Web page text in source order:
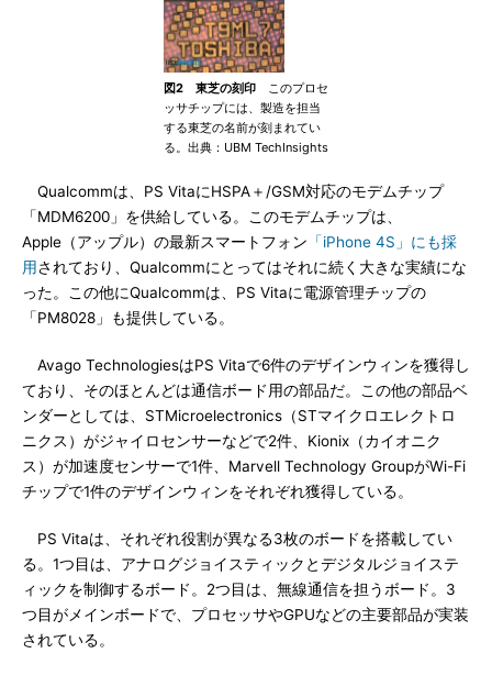
図2 東芝の刻印 このプロセ
ッサチップには、製造を担当
する東芝の名前が刻まれてい
る。出典：UBM TechInsights
Qualcommは、PS VitaにHSPA＋/GSM対応のモデムチップ
「MDM6200」を供給している。このモデムチップは、
Apple（アップル）の最新スマートフォン 「iPhone 4S」にも採
用されており、Qualcommにとってはそれに続く大きな実績にな
った。この他にQualcommは、PS Vitaに電源管理チップの
「PM8028」も提供している。
Avago TechnologiesはPS Vitaで6件のデザインウィンを獲得し
ており、そのほとんどは通信ボード用の部品だ。この他の部品ベ
ンダーとしては、STMicroelectronics（STマイクロエレクトロ
ニクス）がジャイロセンサーなどで2件、Kionix（カイオニク
ス）が加速度センサーで1件、Marvell Technology GroupがWi-Fi
チップで1件のデザインウィンをそれぞれ獲得している。
PS Vitaは、それぞれ役割が異なる3枚のボードを搭載してい
る。1つ目は、アナログジョイスティックとデジタルジョイステ
ィックを制御するボード。2つ目は、無線通信を担うボード。3
つ目がメインボードで、プロセッサやGPUなどの主要部品が実装
されている。